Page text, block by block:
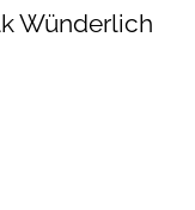
Wünderlich